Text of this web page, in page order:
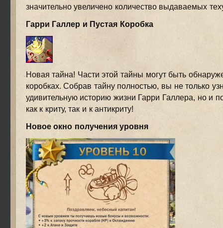
значительно увеличено количество выдаваемых
Гарри Галлер и Пустая Коробка
Новая тайна! Части этой тайны могут быть
коробках. Собрав тайну полностью, вы не только
удивительную историю жизни Гарри Галлера, но и
как к криту, так и к антикриту!
Новое окно получения уровня